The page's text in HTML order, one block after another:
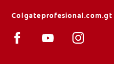
Colgateprofesional.com.gt